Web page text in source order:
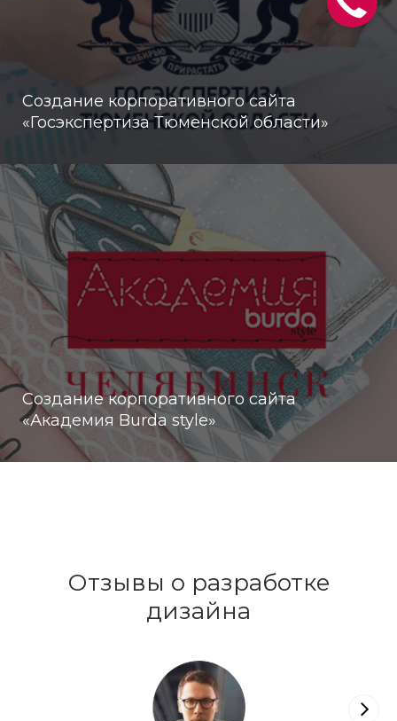
Создание корпоративного сайта
«Госэкспертиза Тюменской области»
Создание корпоративного сайта
«Академия Burda style»
Отзывы о разработке
дизайна